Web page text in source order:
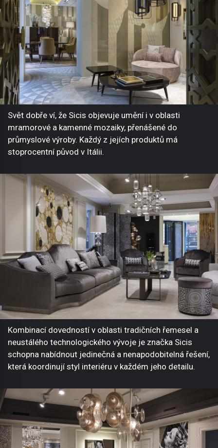
Svět dobře ví, že Sicis objevuje umění i v oblasti
mramorové a kamenné mozaiky, přenášené do
průmyslové výroby. Každý z jejích produktů má
stoprocentní původ v Itálii.
Kombinací dovedností v oblasti tradičních řemesel a
neustálého technologického vývoje je značka Sicis
schopna nabídnout jedinečná a nenapodobitelná řešení,
která koordinují styl interiéru v každém jeho detailu.